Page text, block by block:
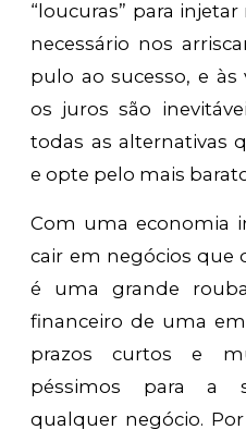
“loucuras” para
necessário nos
pulo ao sucesso, e
os juros são
todas as alternativas
e opte pelo mais
Com uma economia
cair em negócios que
é uma grande
financeiro de uma
prazos curtos e
péssimos para a
qualquer negócio.